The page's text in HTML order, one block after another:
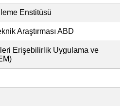
Enstitüsü
Araştırması ABD
Erişebilirlik Uygulama ve